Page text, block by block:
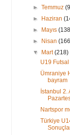
►Temmuz
►
Haziran
►
Mayıs
►
Nisan
▼
Mart(218)
U19 Futsal
Ümraniye
bayram
İstanbul
Nartspor
Türkiye